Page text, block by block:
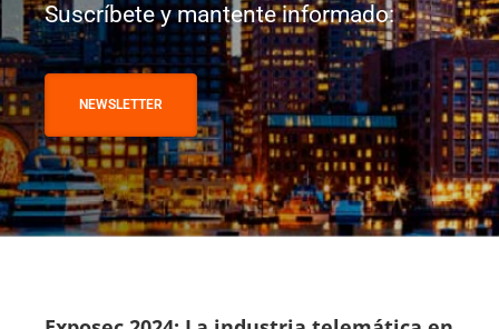
Suscríbete y mantente informado:
NEWSLETTER